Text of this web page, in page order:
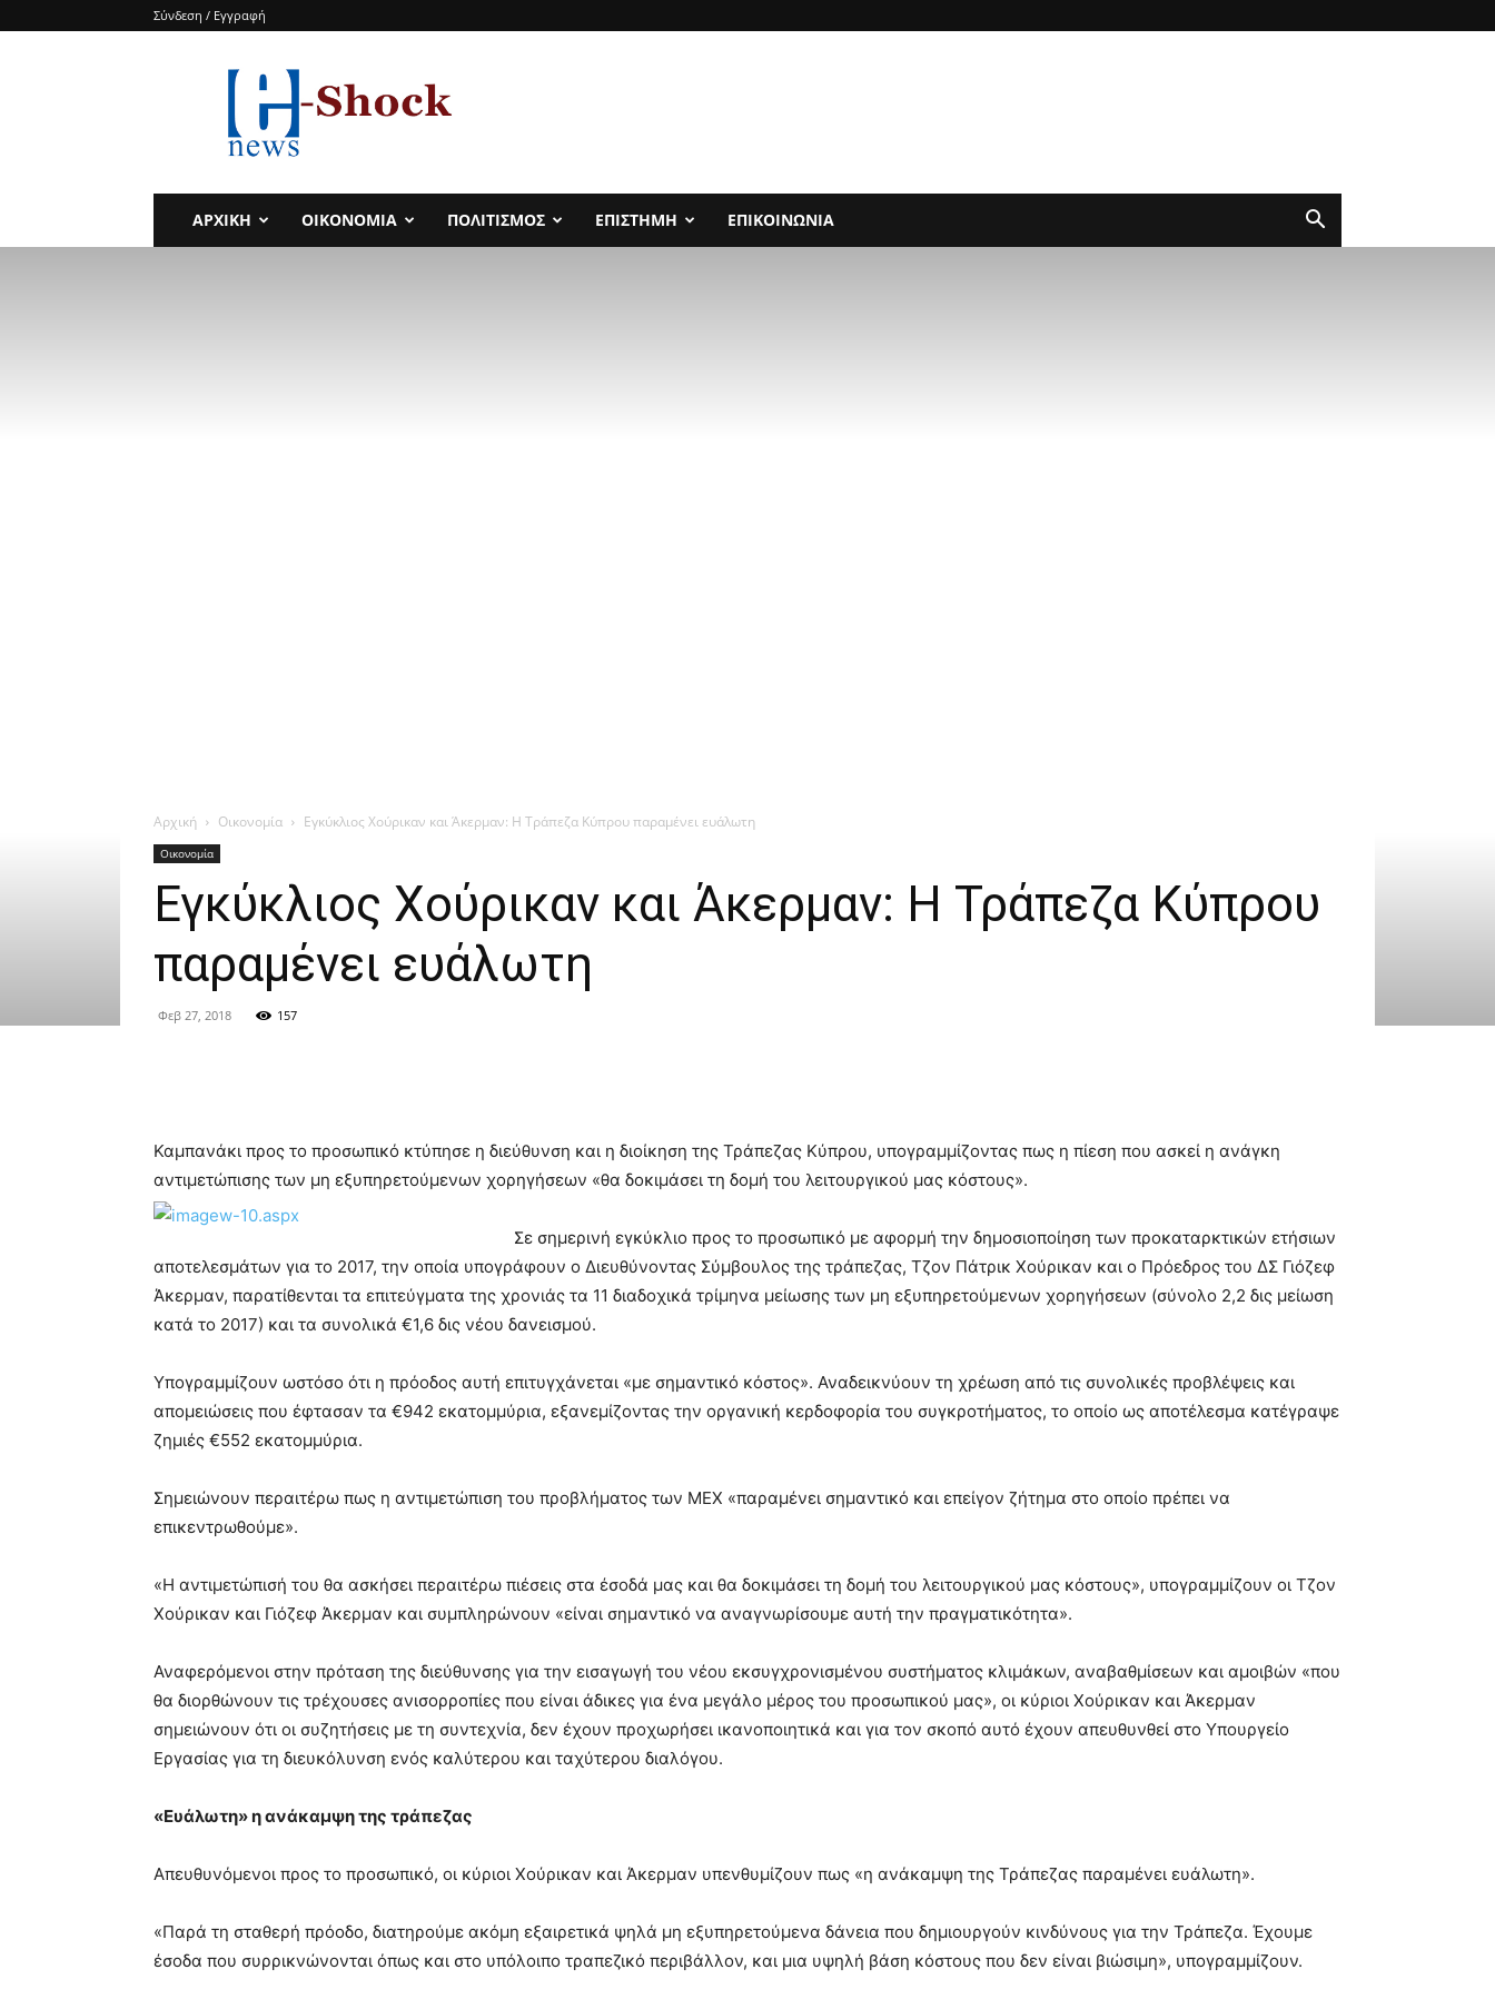
Σύνδεση / Εγγραφή
SHOCKnews
ΑΡΧΙΚΗ ΟΙΚΟΝΟΜΙΑ ΠΟΛΙΤΙΣΜΟΣ ΕΠΙΣΤΗΜΗ ΕΠΙΚΟΙΝΩΝΙΑ
Αρχική Οικονομία Εγκύκλιος Χούρικαν και Άκερμαν: Η Τράπεζα Κύπρου παραμένει ευάλωτη
Οικονομία
Εγκύκλιος Χούρικαν και Άκερμαν: Η Τράπεζα Κύπρου
παραμένει ευάλωτη
Φεβ 27, 2018 157
Καμπανάκι προς το προσωπικό κτύπησε η διεύθυνση και η διοίκηση της Τράπεζας Κύπρου, υπογραμμίζοντας πως η πίεση που ασκεί η ανάγκη
αντιμετώπισης των μη εξυπηρετούμενων χορηγήσεων «θα δοκιμάσει τη δομή του λειτουργικού μας κόστους».
Σε σημερινή εγκύκλιο προς το προσωπικό με αφορμή την δημοσιοποίηση των προκαταρκτικών ετήσιων
αποτελεσμάτων για το 2017, την οποία υπογράφουν ο Διευθύνοντας Σύμβουλος της τράπεζας, Τζον Πάτρικ Χούρικαν και ο Πρόεδρος του ΔΣ Γιόζεφ
Άκερμαν, παρατίθενται τα επιτεύγματα της χρονιάς τα 11 διαδοχικά τρίμηνα μείωσης των μη εξυπηρετούμενων χορηγήσεων (σύνολο 2,2 δις μείωση
κατά το 2017) και τα συνολικά €1,6 δις νέου δανεισμού.
Υπογραμμίζουν ωστόσο ότι η πρόοδος αυτή επιτυγχάνεται «με σημαντικό κόστος». Αναδεικνύουν τη χρέωση από τις συνολικές προβλέψεις και
απομειώσεις που έφτασαν τα €942 εκατομμύρια, εξανεμίζοντας την οργανική κερδοφορία του συγκροτήματος, το οποίο ως αποτέλεσμα κατέγραψε
ζημιές €552 εκατομμύρια.
Σημειώνουν περαιτέρω πως η αντιμετώπιση του προβλήματος των ΜΕΧ «παραμένει σημαντικό και επείγον ζήτημα στο οποίο πρέπει να
επικεντρωθούμε».
«Η αντιμετώπισή του θα ασκήσει περαιτέρω πιέσεις στα έσοδά μας και θα δοκιμάσει τη δομή του λειτουργικού μας κόστους», υπογραμμίζουν οι Τζον
Χούρικαν και Γιόζεφ Άκερμαν και συμπληρώνουν «είναι σημαντικό να αναγνωρίσουμε αυτή την πραγματικότητα».
Αναφερόμενοι στην πρόταση της διεύθυνσης για την εισαγωγή του νέου εκσυγχρονισμένου συστήματος κλιμάκων, αναβαθμίσεων και αμοιβών «που
θα διορθώνουν τις τρέχουσες ανισορροπίες που είναι άδικες για ένα μεγάλο μέρος του προσωπικού μας», οι κύριοι Χούρικαν και Άκερμαν
σημειώνουν ότι οι συζητήσεις με τη συντεχνία, δεν έχουν προχωρήσει ικανοποιητικά και για τον σκοπό αυτό έχουν απευθυνθεί στο Υπουργείο
Εργασίας για τη διευκόλυνση ενός καλύτερου και ταχύτερου διαλόγου.
«Ευάλωτη» η ανάκαμψη της τράπεζας
Απευθυνόμενοι προς το προσωπικό, οι κύριοι Χούρικαν και Άκερμαν υπενθυμίζουν πως «η ανάκαμψη της Τράπεζας παραμένει ευάλωτη».
«Παρά τη σταθερή πρόοδο, διατηρούμε ακόμη εξαιρετικά ψηλά μη εξυπηρετούμενα δάνεια που δημιουργούν κινδύνους για την Τράπεζα. Έχουμε
έσοδα που συρρικνώνονται όπως και στο υπόλοιπο τραπεζικό περιβάλλον, και μια υψηλή βάση κόστους που δεν είναι βιώσιμη», υπογραμμίζουν.